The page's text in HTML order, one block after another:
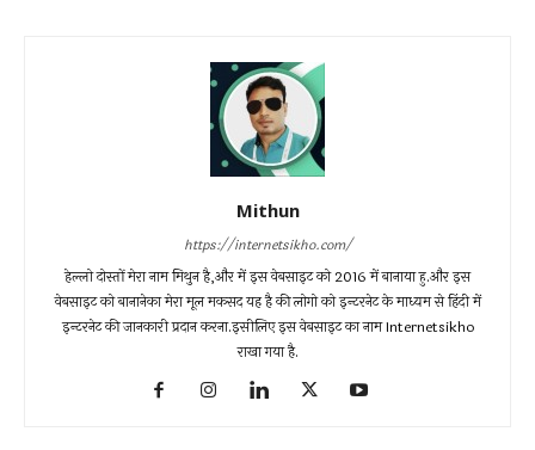
Mithun
https://internetsikho.com/
हेल्लो दोस्तों मेरा नाम मिथुन है,और में इस वेबसाइट को 2016 में बानाया हु.और इस
वेबसाइट को बानानेका मेरा मूल मकसद यह है की लोगो को इन्टरनेट के माध्यम से हिंदी में
इन्टरनेट की जानकारी प्रदान करना.इसीलिए इस वेबसाइट का नाम Internetsikho
राखा गया है.